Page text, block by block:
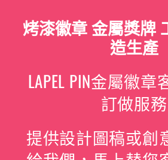
烤漆徽章 金屬獎牌
造生產
LAPEL PIN金屬徽
訂做服務
提供設計圖稿或創